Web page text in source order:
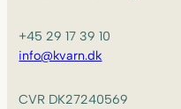
+45 29 17 39 10
info@kvarn.dk
CVR DK27240569